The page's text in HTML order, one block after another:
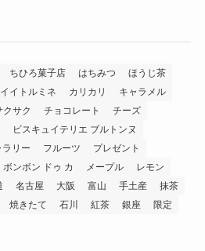
ちひろ菓子店 はちみつ
ほうじ茶
イイトルミネ カリカリ
キャラメル
クサク チョコレート
チーズ
ビスキュイテリエ ブルトンヌ
リー フルーツ
プレゼント
ボンボン ドゥ カ メープル
レモン
名古屋 大阪 富山 手土産
抹茶
焼きたて 石川 紅茶 銀座
限定